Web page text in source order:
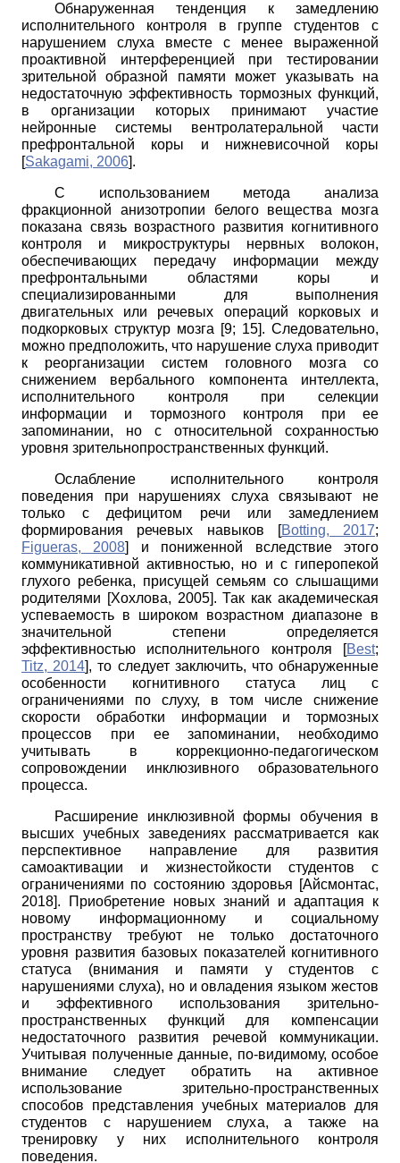
Обнаруженная тенденция к замедлению
исполнительного контроля в группе студентов с
нарушением слуха вместе с менее выраженной
проактивной интерференцией при тестировании
зрительной образной памяти может указывать на
недостаточную эффективность тормозных функций,
в организации которых принимают участие
нейронные системы вентролатеральной части
префронтальной коры и нижневисочной коры
[Sakagami, 2006].
С использованием метода анализа
фракционной анизотропии белого вещества мозга
показана связь возрастного развития когнитивного
контроля и микроструктуры нервных волокон,
обеспечивающих передачу информации между
префронтальными областями коры и
специализированными для выполнения
двигательных или речевых операций корковых и
подкорковых структур мозга [9; 15]. Следовательно,
можно предположить, что нарушение слуха приводит
к реорганизации систем головного мозга со
снижением вербального компонента интеллекта,
исполнительного контроля при селекции
информации и тормозного контроля при ее
запоминании, но с относительной сохранностью
уровня зрительно­пространственных функций.
Ослабление исполнительного контроля
поведения при нарушениях слуха связывают не
только с дефицитом речи или замедлением
формирования речевых навыков
[Botting, 2017;
Figueras, 2008]
и пониженной вследствие этого
коммуникативной активностью, но и с гиперопекой
глухого ребенка, присущей семьям со слышащими
родителями [Хохлова, 2005]. Так как академическая
успеваемость в широком возрастном диапазоне в
значительной степени определяется
эффективностью исполнительного контроля
[Best;
Titz, 2014], то следует заключить, что обнаруженные
особенности когнитивного статуса лиц с
ограничениями по слуху, в том числе снижение
скорости обработки информации и тормозных
процессов при ее запоминании, необходимо
учитывать в коррекционно-педагогическом
сопровождении инклюзивного образовательного
процесса.
Расширение инклюзивной формы обучения в
высших учебных заведениях рассматривается как
перспективное направление для развития
самоактивации и жизнестойкости студентов с
ограничениями по состоянию здоровья [Айсмонтас,
2018]. Приобретение новых знаний и адаптация к
новому информационному и социальному
пространству требуют не только достаточного
уровня развития базовых показателей когнитивного
статуса (внимания и памяти у студентов с
нарушениями слуха), но и овладения языком жестов
и эффективного использования зрительно-
пространственных функций для компенсации
недостаточного развития речевой коммуникации.
Учитывая полученные данные, по-видимому, особое
внимание следует обратить на активное
использование зрительно-пространственных
способов представления учебных материалов для
студентов с нарушением слуха, а также на
тренировку у них исполнительного контроля
поведения.